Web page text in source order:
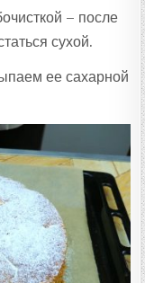
– после
сухой.
ее сахарной